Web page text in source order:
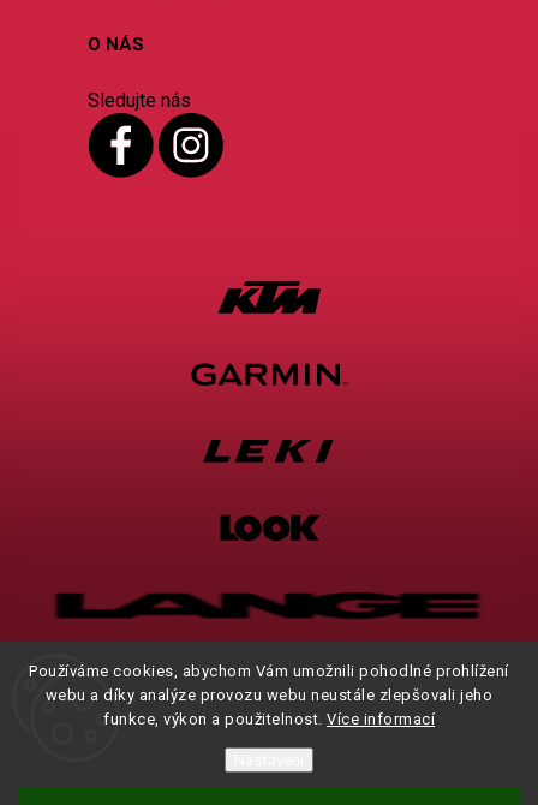
Používáme cookies, abychom Vám umožnili pohodlné prohlížení
webu a díky analýze provozu webu neustále zlepšovali jeho
funkce, výkon a použitelnost. Více informací
O NÁS
Sledujte nás